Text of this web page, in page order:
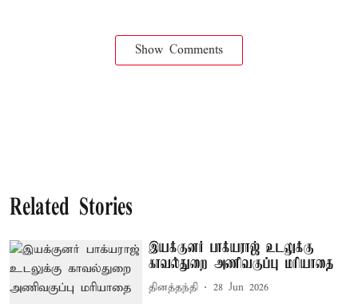
Show Comments
Related Stories
இயக்குனர் பாக்யராஜ் உடலுக்கு
காவல்துறை அணிவகுப்பு மரியாதை
தினத்தந்தி 28 Jun 2026